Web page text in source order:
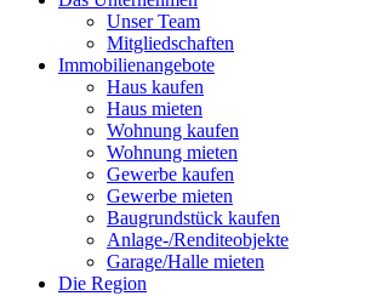
Unser Team
Mitgliedschaften
Immobilienangebote
Haus kaufen
Haus mieten
Wohnung kaufen
Wohnung mieten
Gewerbe kaufen
Gewerbe mieten
Baugrundstück kaufen
Anlage-/Renditeobjekte
Garage/Halle mieten
Die Region